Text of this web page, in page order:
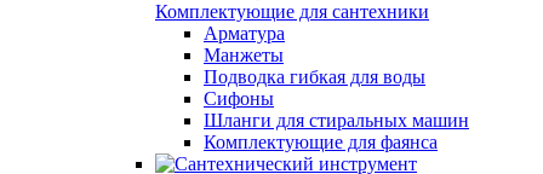
Комплектующие для сантехники
Арматура
Манжеты
Подводка гибкая для воды
Сифоны
Шланги для стиральных машин
Комплектующие для фаянса